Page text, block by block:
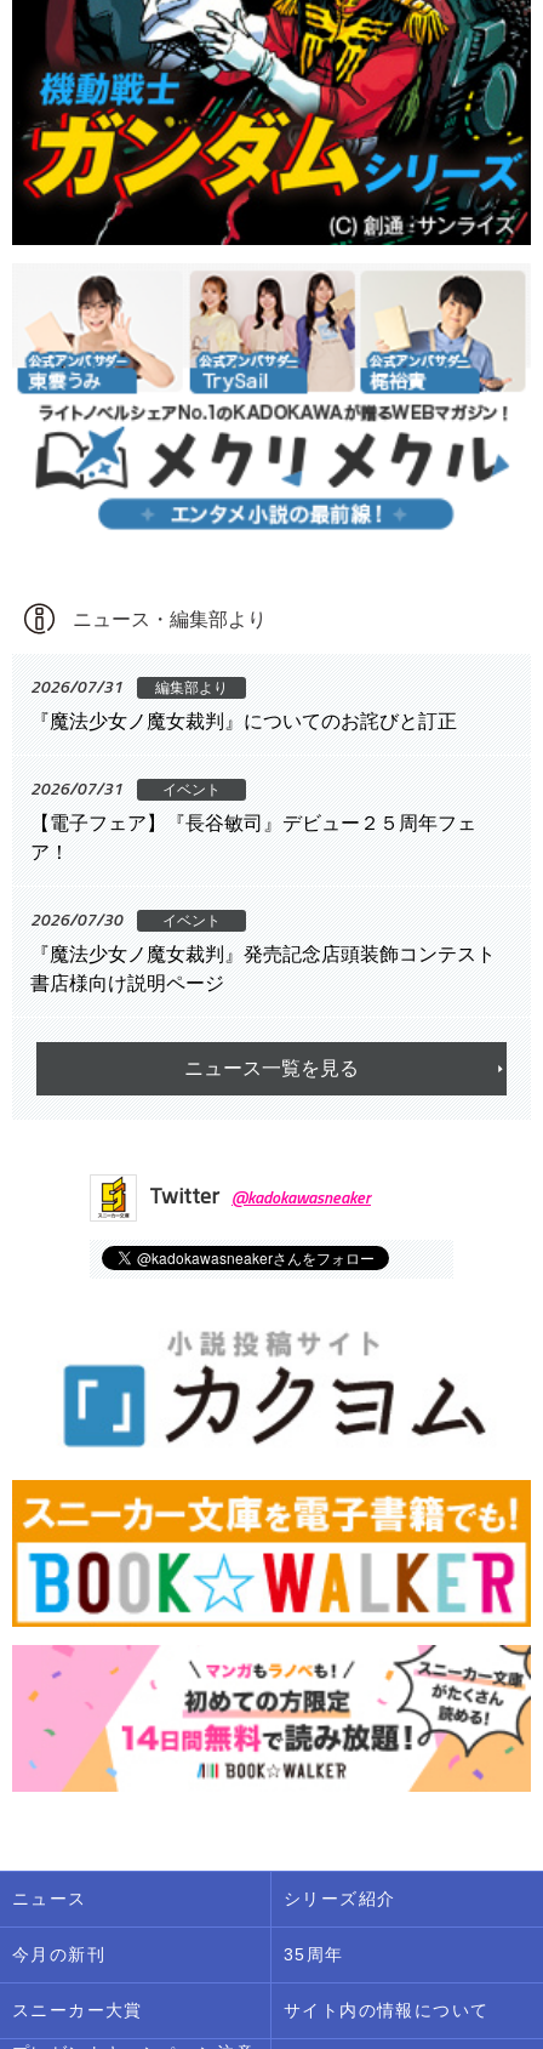
ニュース・編集部より
2026/07/31 編集部より
『魔法少女ノ魔女裁判』についてのお詫びと訂正
2026/07/31 イベント
【電子フェア】『長谷敏司』デビュー２５周年フェ
ア！
2026/07/30 イベント
『魔法少女ノ魔女裁判』発売記念店頭装飾コンテスト
書店様向け説明ページ
ニュース一覧を見る
Twitter @kadokawasneaker
ニュース シリーズ紹介
今月の新刊 35周年
スニーカー大賞 サイト内の情報について